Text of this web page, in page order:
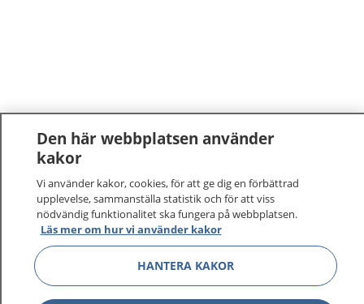
1177 –tryggt om din hälsa och vård
På 1177.se får du råd om hälsa och information om
sjukdomar och vilka mottagningar du kan kontakta.
Logga in för att läsa din journal och göra dina
vårdärenden. Ring telefonnummer 1177 för
sjukvårdsrådgivning dygnet runt.
1177 ger dig råd när du vill må bättre.
Den här webbplatsen använder
kakor
Vi använder kakor, cookies, för att ge dig en förbättrad
upplevelse, sammanställa statistik och för att viss
nödvändig funktionalitet ska fungera på webbplatsen.
Läs mer om hur vi använder kakor
HANTERA KAKOR